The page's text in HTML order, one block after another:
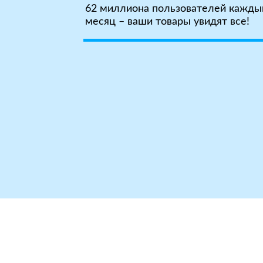
62 миллиона пользователей
месяц – ваши товары увидят все!